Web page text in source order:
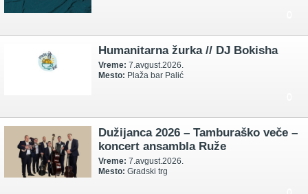
Humanitarna žurka // DJ Bokisha
Vreme: 7.avgust.2026.
Mesto: Plaža bar Palić
Dužijanca 2026 – Tamburaško veče –
koncert ansambla Ruže
Vreme: 7.avgust.2026.
Mesto: Gradski trg